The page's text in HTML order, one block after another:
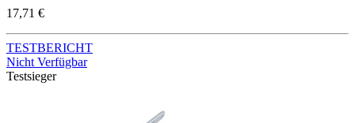
17,71 €
TESTBERICHT
Nicht Verfügbar
Testsieger